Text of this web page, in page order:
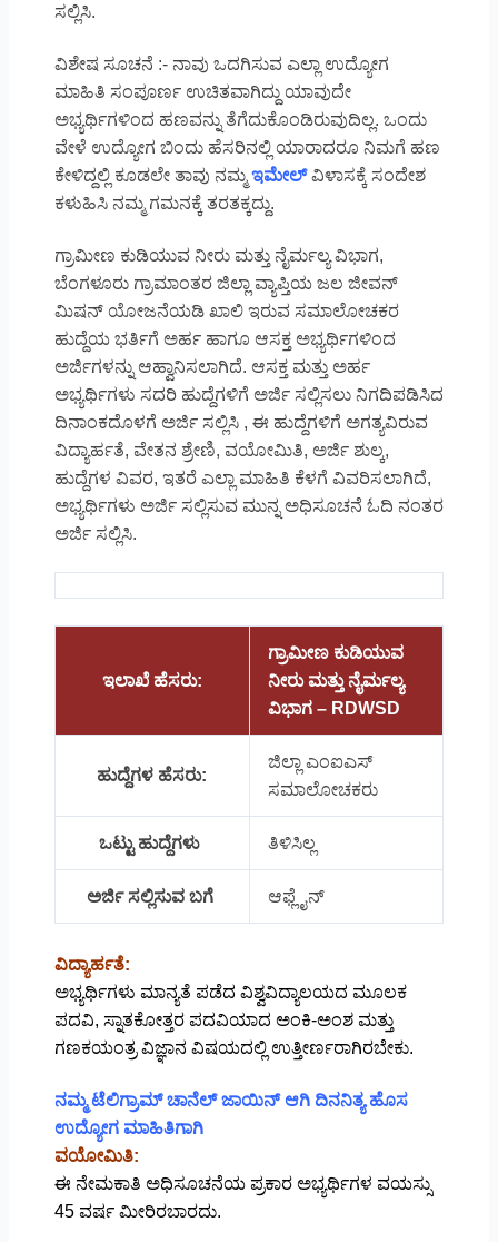
ಸಲ್ಲಿಸಿ.
ವಿಶೇಷ ಸೂಚನೆ :- ನಾವು ಒದಗಿಸುವ ಎಲ್ಲಾ ಉದ್ಯೋಗ
ಮಾಹಿತಿ ಸಂಪೂರ್ಣ ಉಚಿತವಾಗಿದ್ದು ಯಾವುದೇ
ಅಭ್ಯರ್ಥಿಗಳಿಂದ ಹಣವನ್ನು ತೆಗೆದುಕೊಂಡಿರುವುದಿಲ್ಲ. ಒಂದು
ವೇಳೆ ಉದ್ಯೋಗ ಬಿಂದು ಹೆಸರಿನಲ್ಲಿ ಯಾರಾದರೂ ನಿಮಗೆ ಹಣ
ಕೇಳಿದ್ದಲ್ಲಿ ಕೂಡಲೇ ತಾವು ನಮ್ಮಇಮೇಲ್ವಿಳಾಸಕ್ಕೆ ಸಂದೇಶ
ಕಳುಹಿಸಿ ನಮ್ಮ ಗಮನಕ್ಕೆ ತರತಕ್ಕದ್ದು.
ಗ್ರಾಮೀಣ ಕುಡಿಯುವ ನೀರು ಮತ್ತು ನೈರ್ಮಲ್ಯ ವಿಭಾಗ,
ಬೆಂಗಳೂರು ಗ್ರಾಮಾಂತರ ಜಿಲ್ಲಾ ವ್ಯಾಪ್ತಿಯ ಜಲ ಜೀವನ್
ಮಿಷನ್ ಯೋಜನೆಯಡಿ ಖಾಲಿ ಇರುವ ಸಮಾಲೋಚಕರ
ಹುದ್ದೆಯ ಭರ್ತಿಗೆ ಅರ್ಹ ಹಾಗೂ ಆಸಕ್ತ ಅಭ್ಯರ್ಥಿಗಳಿಂದ
ಅರ್ಜಿಗಳನ್ನು ಆಹ್ವಾನಿಸಲಾಗಿದೆ. ಆಸಕ್ತ ಮತ್ತು ಅರ್ಹ
ಅಭ್ಯರ್ಥಿಗಳು ಸದರಿ ಹುದ್ದೆಗಳಿಗೆ ಅರ್ಜಿ ಸಲ್ಲಿಸಲು ನಿಗದಿಪಡಿಸಿದ
ದಿನಾಂಕದೊಳಗೆ ಅರ್ಜಿ ಸಲ್ಲಿಸಿ , ಈ ಹುದ್ದೆಗಳಿಗೆ ಅಗತ್ಯವಿರುವ
ವಿದ್ಯಾರ್ಹತೆ, ವೇತನ ಶ್ರೇಣಿ, ವಯೋಮಿತಿ, ಅರ್ಜಿ ಶುಲ್ಕ,
ಹುದ್ದೆಗಳ ವಿವರ, ಇತರೆ ಎಲ್ಲಾ ಮಾಹಿತಿ ಕೆಳಗೆ ವಿವರಿಸಲಾಗಿದೆ,
ಅಭ್ಯರ್ಥಿಗಳು ಅರ್ಜಿ ಸಲ್ಲಿಸುವ ಮುನ್ನ ಅಧಿಸೂಚನೆ ಓದಿ ನಂತರ
ಅರ್ಜಿ ಸಲ್ಲಿಸಿ.
ಇಲಾಖೆ ಹೆಸರು:
ಗ್ರಾಮೀಣ ಕುಡಿಯುವ
ನೀರು ಮತ್ತು ನೈರ್ಮಲ್ಯ
ವಿಭಾಗ – RDWSD
ಹುದ್ದೆಗಳ ಹೆಸರು:
ಜಿಲ್ಲಾ ಎಂಐಎಸ್
ಸಮಾಲೋಚಕರು
ಒಟ್ಟು ಹುದ್ದೆಗಳು ತಿಳಿಸಿಲ್ಲ
ಅರ್ಜಿ ಸಲ್ಲಿಸುವ ಬಗೆ ಆಫ್ಲೈನ್
ವಿದ್ಯಾರ್ಹತೆ:
ಅಭ್ಯರ್ಥಿಗಳು ಮಾನ್ಯತೆ ಪಡೆದ ವಿಶ್ವವಿದ್ಯಾಲಯದ ಮೂಲಕ
ಪದವಿ, ಸ್ನಾತಕೋತ್ತರ ಪದವಿಯಾದ ಅಂಕಿ-ಅಂಶ ಮತ್ತು
ಗಣಕಯಂತ್ರ ವಿಜ್ಞಾನ ವಿಷಯದಲ್ಲಿ ಉತ್ತೀರ್ಣರಾಗಿರಬೇಕು.
ನಮ್ಮ ಟೆಲಿಗ್ರಾಮ್ ಚಾನೆಲ್ ಜಾಯಿನ್ ಆಗಿ ದಿನನಿತ್ಯ ಹೊಸ
ಉದ್ಯೋಗ ಮಾಹಿತಿಗಾಗಿ
ವಯೋಮಿತಿ:
ಈ ನೇಮಕಾತಿ ಅಧಿಸೂಚನೆಯ ಪ್ರಕಾರ ಅಭ್ಯರ್ಥಿಗಳ ವಯಸ್ಸು
45 ವರ್ಷ ಮೀರಿರಬಾರದು.